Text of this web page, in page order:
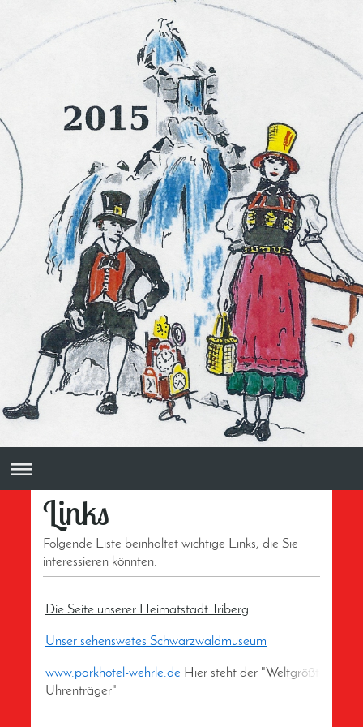
Links
Folgende Liste beinhaltet wichtige Links, die Sie
interessieren könnten.
Die Seite unserer Heimatstadt Triberg
Unser sehenswetes Schwarzwaldmuseum
www.parkhotel-wehrle.de Hier steht der "Weltgrößte
Uhrenträger"